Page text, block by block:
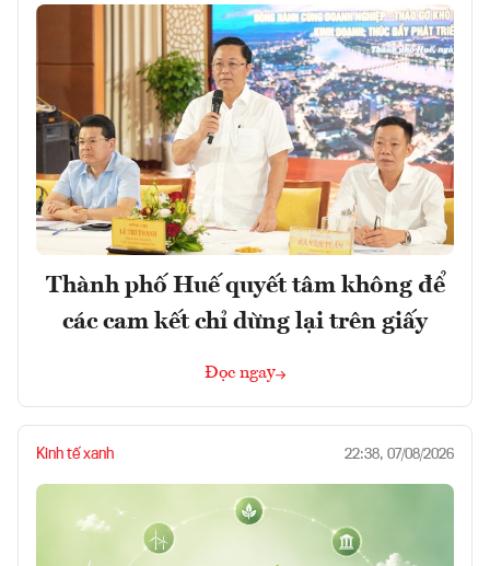
Thành phố Huế quyết tâm không để
các cam kết chỉ dừng lại trên giấy
Đọc ngay
Kinh tế xanh 22:38, 07/08/2026